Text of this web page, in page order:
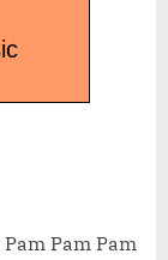
Pam Pam